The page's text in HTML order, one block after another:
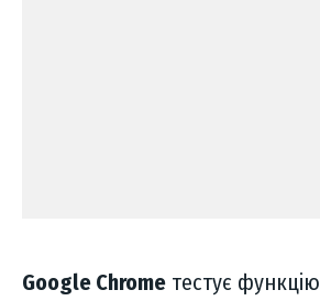
Google Chrome тестує функцію